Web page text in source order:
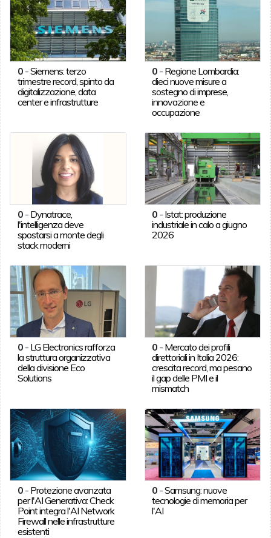
0-Siemens: terzo
trimestre record, spinto da
digitalizzazione, data
center e infrastrutture
0 - Regione Lombardia:
dieci nuove misure a
sostegno di imprese,
innovazione e
occupazione
0- Dynatrace,
l'intelligenza deve
spostarsi a monte degli
stack moderni
0 - Istat: produzione
industriale in calo a giugno
2026
0- LG Electronics rafforza
la struttura organizzativa
della divisione Eco
Solutions
0 - Mercato dei profili
direttoriali in Italia 2026:
crescita record, ma pesano
il gap delle PMI e il
mismatch
0- Protezione avanzata
per l'AI Generativa: Check
Point integra l'AI Network
Firewall nelle infrastrutture
esistenti
0 -Samsung: nuove
tecnologie di memoria per
l'AI